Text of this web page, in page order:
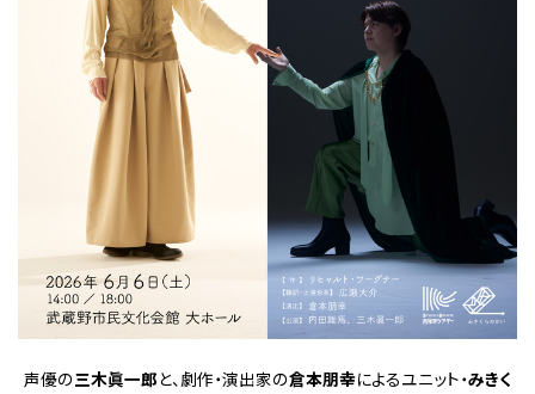
声優の三木眞一郎 と、劇作・演出家の倉本朋幸によるユニット・みきく